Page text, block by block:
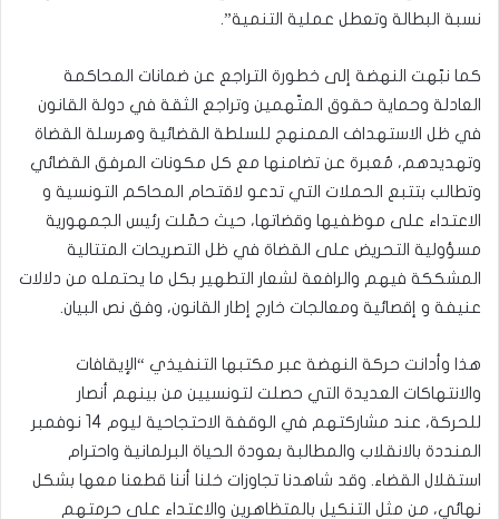
نسبة البطالة وتعطل عملية التنمية”.
كما نبّهت النهضة إلى خطورة التراجع عن ضمانات المحاكمة
العادلة وحماية حقوق المتّهمين وتراجع الثقة في دولة القانون
في ظل الاستهداف الممنهج للسلطة القضائية وهرسلة القضاة
وتهديدهم، مُعبرة عن تضامنها مع كل مكونات المرفق القضائي
وتطالب بتتبع الحملات التي تدعو لاقتحام المحاكم التونسية و
الاعتداء على موظفيها وقضاتها، حيث حمّلت رئيس الجمهورية
مسؤولية التحريض على القضاة في ظل التصريحات المتتالية
المشككة فيهم والرافعة لشعار التطهير بكل ما يحتمله من دلالات
عنيفة و إقصائية ومعالجات خارج إطار القانون، وفق نص البيان.
هذا وأدانت حركة النهضة عبر مكتبها التنفيذي “الإيقافات
والانتهاكات العديدة التي حصلت لتونسيين من بينهم أنصار
للحركة، عند مشاركتهم في الوقفة الاحتجاحية ليوم 14 نوفمبر
المنددة بالانقلاب والمطالبة بعودة الحياة البرلمانية واحترام
استقلال القضاء. وقد شاهدنا تجاوزات خلنا أننا قطعنا معها بشكل
نهائي، من مثل التنكيل بالمتظاهرين والاعتداء على حرمتهم